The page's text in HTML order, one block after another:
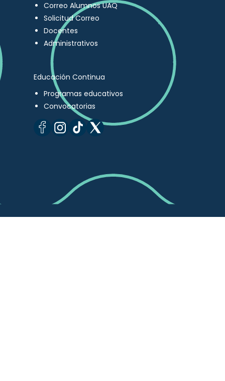
Correo Alumnos UAQ
Solicitud Correo
Docentes
Administrativos
Educación Continua
Programas educativos
Convocatorias